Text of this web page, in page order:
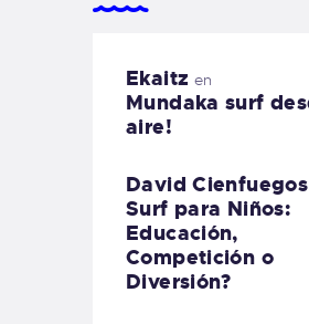
Ekaitz en
Mundaka surf
aire!
David Cienfuegos
Surf para Niños:
Educación,
Competición o
Diversión?